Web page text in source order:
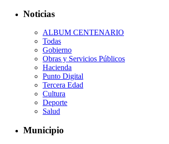
Noticias
ALBUM CENTENARIO
Todas
Gobierno
Obras y Servicios Públicos
Hacienda
Punto Digital
Tercera Edad
Cultura
Deporte
Salud
Municipio